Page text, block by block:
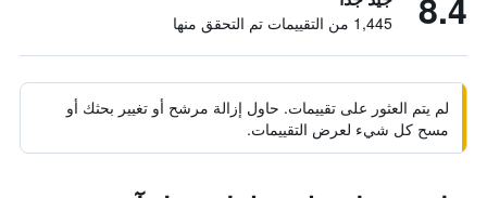
1,445 من التقييمات تم التحقق منها
لم يتم العثور على تقييمات. حاول إزالة مرشح أو تغيير بحثك أو
مسح كل شيء لعرض التقييمات.